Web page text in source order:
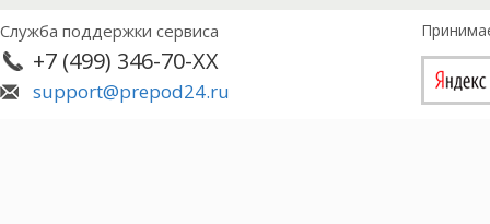
Служба поддержки сервиса
+7 (499) 346-70-XX
support@prepod24.ru